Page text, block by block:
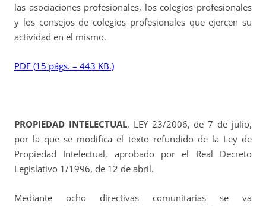
las asociaciones profesionales, los colegios profesionales
y los consejos de colegios profesionales que ejercen su
actividad en el mismo.
PDF (15 págs. – 443 KB.)
PROPIEDAD INTELECTUAL. LEY 23/2006, de 7 de julio,
por la que se modifica el texto refundido de la Ley de
Propiedad Intelectual, aprobado por el Real Decreto
Legislativo 1/1996, de 12 de abril.
Mediante ocho directivas comunitarias se va